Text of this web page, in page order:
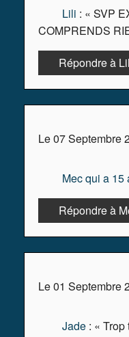
Lili : « SVP
COMPRENDS
Répondre à
Le 07 Septembre
Mec qui a 15
Répondre à
Le 01 Septembre
Jade : «